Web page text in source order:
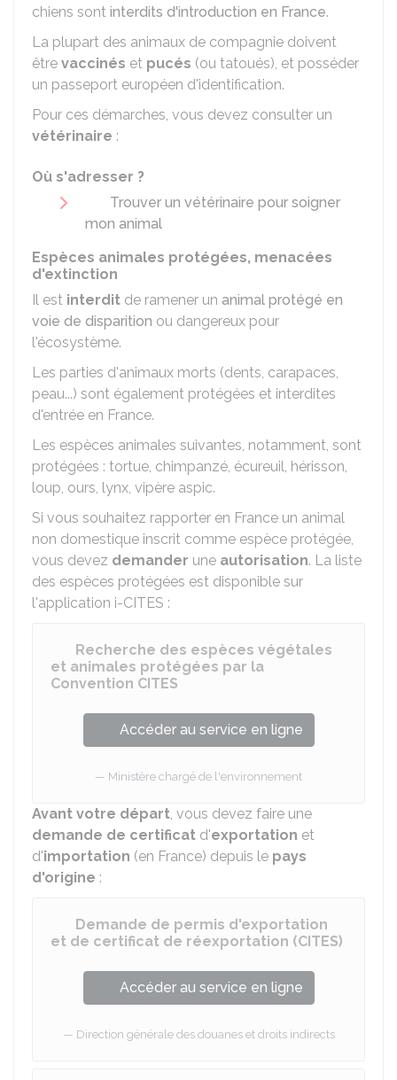
chiens sont interdits d'introduction en France.
La plupart des animaux de compagnie doivent
être vaccinés et pucés (ou tatoués), et posséder
un passeport européen d'identification.
Pour ces démarches, vous devez consulter un
vétérinaire :
Où s'adresser ?
Trouver un vétérinaire pour soigner
mon animal
Espèces animales protégées, menacées
d'extinction
Il est interdit de ramener un animal protégé en
voie de disparition ou dangereux pour
l'écosystème.
Les parties d'animaux morts (dents, carapaces,
peau...) sont également protégées et interdites
d'entrée en France.
Les espèces animales suivantes, notamment, sont
protégées : tortue, chimpanzé, écureuil, hérisson,
loup, ours, lynx, vipère aspic.
Si vous souhaitez rapporter en France un animal
non domestique inscrit comme espèce protégée,
vous devez demander une autorisation. La liste
des espèces protégées est disponible sur
l'application i-CITES :
Recherche des espèces végétales
et animales protégées par la
Convention CITES
Accéder au service en ligne
Ministère chargé de l'environnement
Avant votre départ, vous devez faire une
demande de certificat d'exportation et
d'importation (en France) depuis le pays
d'origine :
Demande de permis d'exportation
et de certificat de réexportation (CITES)
Accéder au service en ligne
Direction générale des douanes et droits indirects